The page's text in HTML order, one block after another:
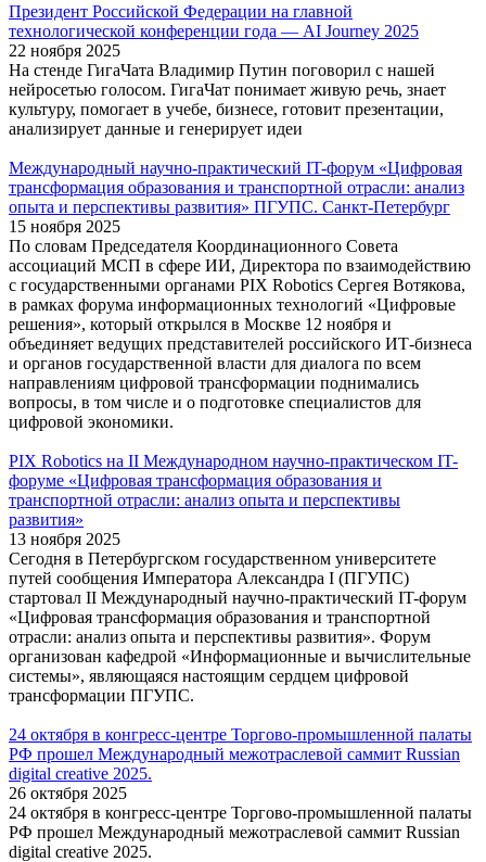
Президент Российской Федерации на главной
технологической конференции года — AI Journey 2025
22 ноября 2025
На стенде ГигаЧата Владимир Путин поговорил с нашей
нейросетью голосом. ГигаЧат понимает живую речь, знает
культуру, помогает в учебе, бизнесе, готовит презентации,
анализирует данные и генерирует идеи
Международный научно-практический IT-форум «Цифровая
трансформация образования и транспортной отрасли: анализ
опыта и перспективы развития» ПГУПС. Санкт-Петербург
15 ноября 2025
По словам Председателя Координационного Совета
ассоциаций МСП в сфере ИИ, Директора по взаимодействию
с государственными органами PIX Robotics Сергея Вотякова,
в рамках форума информационных технологий «Цифровые
решения», который открылся в Москве 12 ноября и
объединяет ведущих представителей российского ИТ-бизнеса
и органов государственной власти для диалога по всем
направлениям цифровой трансформации поднимались
вопросы, в том числе и о подготовке специалистов для
цифровой экономики.
PIX Robotics на II Международном научно-практическом IT-
форуме «Цифровая трансформация образования и
транспортной отрасли: анализ опыта и перспективы
развития»
13 ноября 2025
Сегодня в Петербургском государственном университете
путей сообщения Императора Александра I (ПГУПС)
стартовал II Международный научно-практический IT-форум
«Цифровая трансформация образования и транспортной
отрасли: анализ опыта и перспективы развития». Форум
организован кафедрой «Информационные и вычислительные
системы», являющаяся настоящим сердцем цифровой
трансформации ПГУПС.
24 октября в конгресс-центре Торгово-промышленной палаты
РФ прошел Международный межотраслевой саммит Russian
digital creative 2025.
26 октября 2025
24 октября в конгресс-центре Торгово-промышленной палаты
РФ прошел Международный межотраслевой саммит Russian
digital creative 2025.